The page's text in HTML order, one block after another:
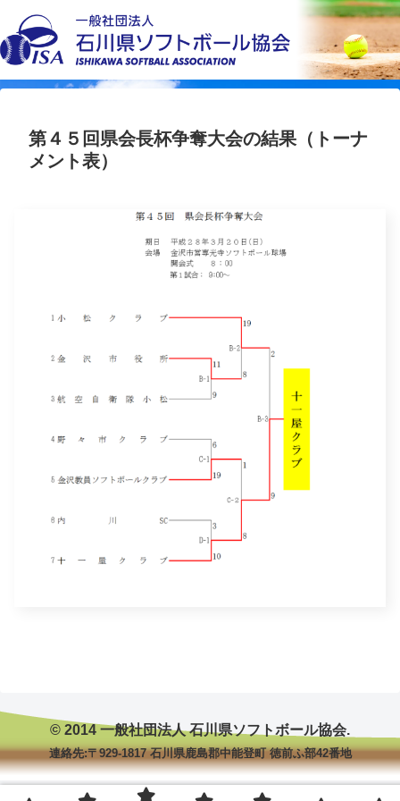
第４５回県会長杯争奪大会の結果（トーナ
メント表）
© 2014 一般社団法人 石川県ソフトボール協会.
連絡先:〒929-1817 石川県鹿島郡中能登町 徳前ふ部42番地